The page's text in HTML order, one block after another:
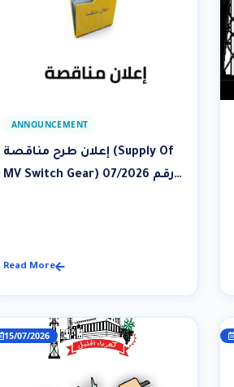
ANNOUNCEMENT
إعلان طرح مناقصة (Supply Of
MV Switch Gear) رقم 07/2026
Read More
15/07/2026